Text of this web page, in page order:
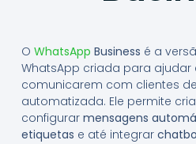
O WhatsApp Business é a
WhatsApp criada para ajudar
comunicarem com clientes
automatizada. Ele permite
configurar mensagens
etiquetas e até integrar